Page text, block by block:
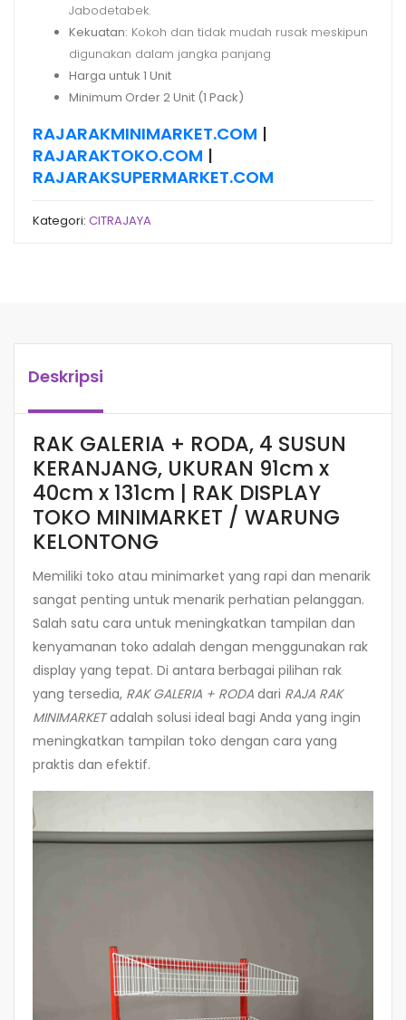
Jabodetabek.
Kekuatan: Kokoh dan tidak mudah rusak meskipun
digunakan dalam jangka panjang
Harga untuk 1 Unit
Minimum Order 2 Unit (1 Pack)
RAJARAKMINIMARKET.COM |
RAJARAKTOKO.COM |
RAJARAKSUPERMARKET.COM
Kategori: CITRAJAYA
Deskripsi
RAK GALERIA + RODA, 4 SUSUN
KERANJANG, UKURAN 91cm x
40cm x 131cm | RAK DISPLAY
TOKO MINIMARKET / WARUNG
KELONTONG
Memiliki toko atau minimarket yang rapi dan menarik
sangat penting untuk menarik perhatian pelanggan.
Salah satu cara untuk meningkatkan tampilan dan
kenyamanan toko adalah dengan menggunakan rak
display yang tepat. Di antara berbagai pilihan rak
yang tersedia, RAK GALERIA + RODA dari RAJA RAK
MINIMARKETadalah solusi ideal bagi Anda yang ingin
meningkatkan tampilan toko dengan cara yang
praktis dan efektif.